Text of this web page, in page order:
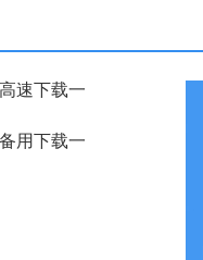
高速下载一
备用下载一